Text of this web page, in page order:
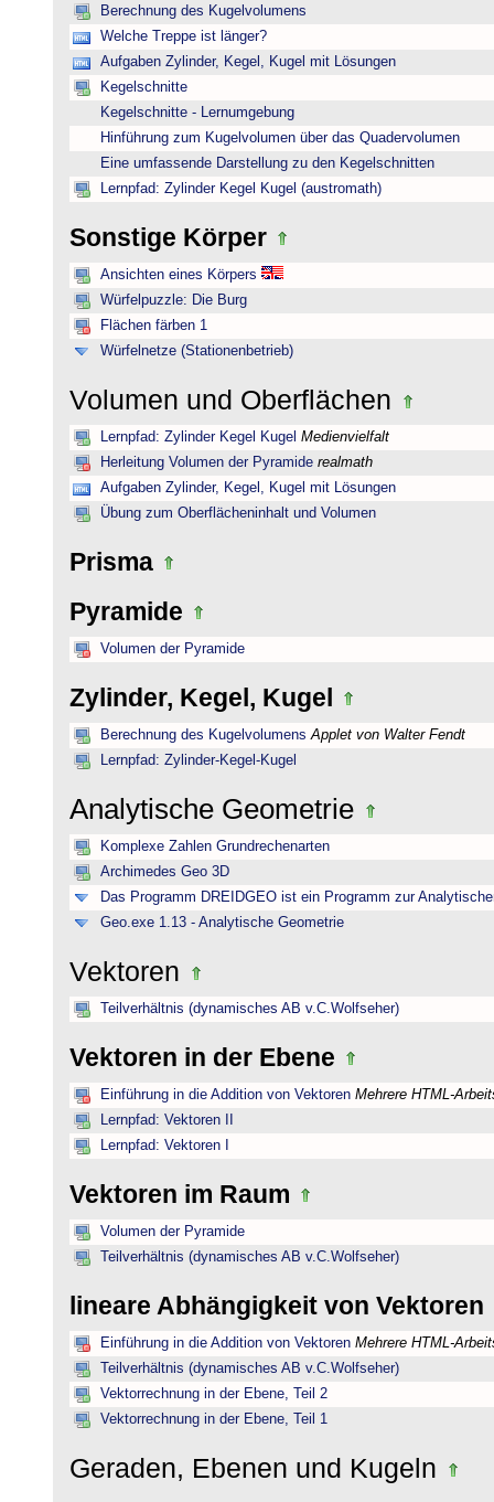
Berechnung des Kugelvolumens
Welche Treppe ist länger?
Aufgaben Zylinder, Kegel, Kugel mit Lösungen
Kegelschnitte
Kegelschnitte - Lernumgebung
Hinführung zum Kugelvolumen über das Quadervolumen
Eine umfassende Darstellung zu den Kegelschnitten
Lernpfad: Zylinder Kegel Kugel (austromath)
Sonstige Körper
Ansichten eines Körpers
Würfelpuzzle: Die Burg
Flächen färben 1
Würfelnetze (Stationenbetrieb)
Volumen und Oberflächen
Lernpfad: Zylinder Kegel Kugel Medienvielfalt
Herleitung Volumen der Pyramide realmath
Aufgaben Zylinder, Kegel, Kugel mit Lösungen
Übung zum Oberflächeninhalt und Volumen
Prisma
Pyramide
Volumen der Pyramide
Zylinder, Kegel, Kugel
Berechnung des Kugelvolumens Applet von Walter Fendt
Lernpfad: Zylinder-Kegel-Kugel
Analytische Geometrie
Komplexe Zahlen Grundrechenarten
Archimedes Geo 3D
Das Programm DREIDGEO ist ein Programm zur
Geo.exe 1.13 - Analytische Geometrie
Vektoren
Teilverhältnis (dynamisches AB v.C.Wolfseher)
Vektoren in der Ebene
Einführung in die Addition von Vektoren Mehrere HTML-
Lernpfad: Vektoren II
Lernpfad: Vektoren I
Vektoren im Raum
Volumen der Pyramide
Teilverhältnis (dynamisches AB v.C.Wolfseher)
lineare Abhängigkeit von Vektoren
Einführung in die Addition von Vektoren Mehrere HTML-
Teilverhältnis (dynamisches AB v.C.Wolfseher)
Vektorrechnung in der Ebene, Teil 2
Vektorrechnung in der Ebene, Teil 1
Geraden, Ebenen und Kugeln